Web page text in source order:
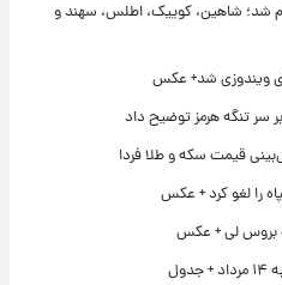
شد؛ شاهین، کوییک، اطلس، سهند و
ویندوزی شد+ عکس
سر تنگه هرمز توضیح داد
قیمت سکه و طلا فردا
را لغو کرد + عکس
بروس لی + عکس